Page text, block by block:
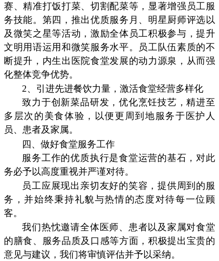
赛、精准打饭打菜、切割配菜等，显著增强员工服
务技能。第四，推出优质服务月、明星厨师评选以
及微笑之星等活动，激励全体员工积极参与，提升
文明用语运用和微笑服务水平。员工队伍素质的不
断提升，内生出医院食堂发展的动力源泉，从而强
化整体竞争优势。
2、引进先进餐饮力量，激活食堂经营多样化
致力于创新菜品研发，优化烹饪技艺，精进至
多层次的美食体验，以便更周到地服务于医护人
员、患者及家属。
四、做好食堂服务工作
服务工作的优质执行是食堂运营的基石，对此
务必予以高度重视并严谨对待。
员工应展现出亲切友好的笑容，提供周到的服
务，并始终秉持礼貌与热情的态度对待每一位顾
客。
我们热忱邀请全体医师、患者以及家属对食堂
的膳食、服务品质及口感等方面，积极提出宝贵的
意见与建议，我们将审慎评估并予以采纳。